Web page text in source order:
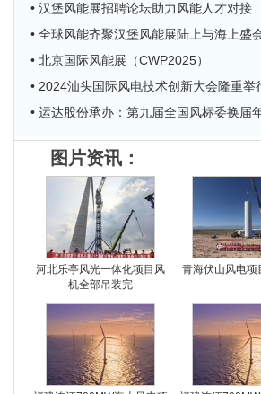
• 汉堡风能展招聘论坛助力风能人才对接
• 全球风能齐聚汉堡风能展陆上与海上盛
• 北京国际风能展（CWP2025）
• 2024汕头国际风电技术创新大会隆重举
• 运达股份承办：第九届全国风标委换届
图片资讯：
河北乐亭风光一体化项目风
机全部吊装完
青海伏山风电项